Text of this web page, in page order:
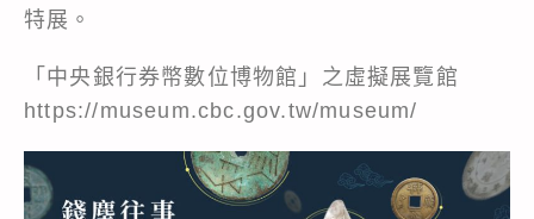
特展。
「中央銀行券幣數位博物館」之虛擬展覽館
https://museum.cbc.gov.tw/museum/